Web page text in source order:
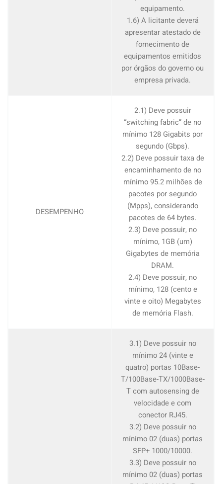
equipamento.
1.6) A licitante deverá
apresentar atestado de
fornecimento de
equipamentos emitidos
por órgãos do governo ou
empresa privada.
DESEMPENHO
2.1) Deve possuir
“switching fabric” de no
mínimo 128 Gigabits por
segundo (Gbps).
2.2) Deve possuir taxa de
encaminhamento de no
mínimo 95.2 milhões de
pacotes por segundo
(Mpps), considerando
pacotes de 64 bytes.
2.3) Deve possuir, no
mínimo, 1GB (um)
Gigabytes de memória
DRAM.
2.4) Deve possuir, no
mínimo, 128 (cento e
vinte e oito) Megabytes
de memória Flash.
3.1) Deve possuir no
mínimo 24 (vinte e
quatro) portas 10Base-
T/100Base-TX/1000Base-
T com autosensing de
velocidade e com
conector RJ45.
3.2) Deve possuir no
mínimo 02 (duas) portas
SFP+ 1000/10000.
3.3) Deve possuir no
mínimo 02 (duas) portas